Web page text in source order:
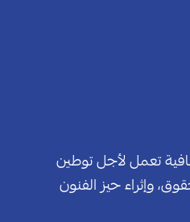
تعمل لأجل توطين
وإثراء حيز الفنون